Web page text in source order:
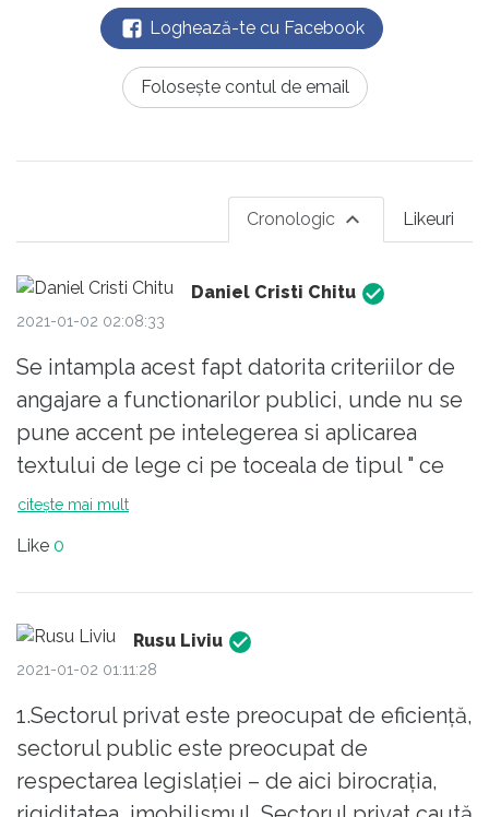
Loghează-te cu Facebook
Folosește contul de email
Likeuri
Cronologic
Daniel Cristi Chitu
2021-01-02 02:08:33
Se intampla acest fapt datorita criteriilor de
angajare a functionarilor publici, unde nu se
pune accent pe intelegerea si aplicarea
textului de lege ci pe toceala de tipul " ce
spune art ....". Apoi, si angajatii de la curtea de
interpretativ al acesteia mergand pana la
masacrarea ei in conformitate cu gandirea
auditorului de la curte. Daca peste aceste
autohton "sunt Dumnezeu pe Pamant" ai deja
tabloul real al dezastrului administratiei
publice ce se resfrange grav asupra vietii
citește mai mult
Like 0
Rusu Liviu
2021-01-02 01:11:28
1.Sectorul privat este preocupat de eficiență,
sectorul public este preocupat de
respectarea legislației – de aici birocrația,